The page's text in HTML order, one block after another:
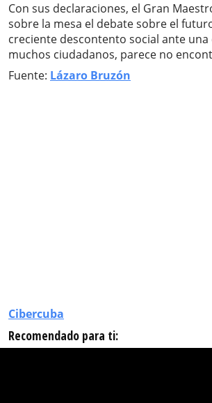
Con sus declaraciones, el Gran
sobre la mesa el debate sobre el
creciente descontento social ante una
muchos ciudadanos, parece no
Fuente: Lázaro Bruzón
Cibercuba
Recomendado para ti: